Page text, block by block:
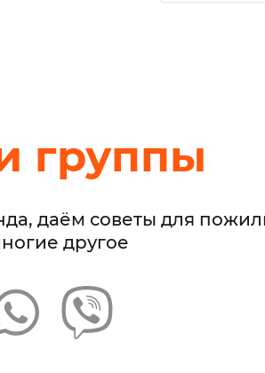
группы
даём советы для
другое